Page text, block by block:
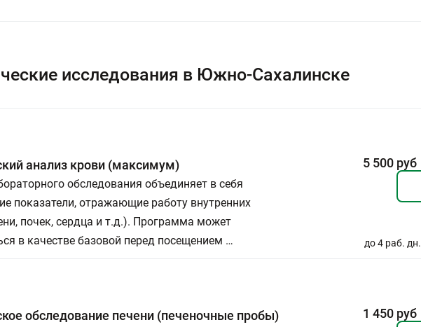
исследования в Южно-Сахалинске
анализ крови (максимум)
обследования объединяет в себя
показатели, отражающие работу внутренних
почек, сердца и т.д.). Программа может
в качестве базовой перед посещением …
5 500 руб
до 4 раб. дн.
обследование печени (печеночные пробы) 1 450 руб